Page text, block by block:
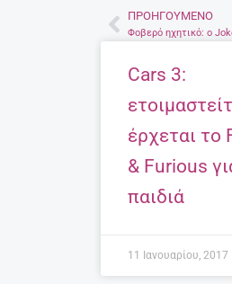
Prev
ΠΡΟΗΓΟΎΜΕΝΟ
Cars 3:
έρχεται το
& Furious
παιδιά
11 Ιανουαρίου, 2017